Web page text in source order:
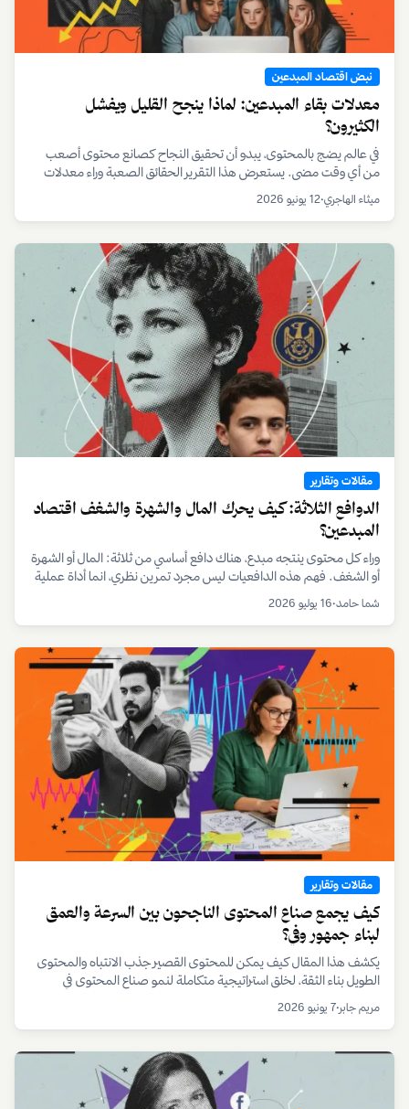
نبض اقتصاد المبدعين
معدلات بقاء المبدعين: لماذا ينجح القليل ويفشل
الكثيرون؟
في عالم يضج بالمحتوى، يبدو أن تحقيق النجاح كصانع محتوى أصعب
من أي وقت مضى. يستعرض هذا التقرير الحقائق الصعبة وراء معدلات
والمشروع المستدام.
ميثاء الهاجري•12 يونيو 2026
مقالات وتقارير
الدوافع الثلاثة: كيف يحرك المال والشهرة والشغف اقتصاد
المبدعين؟
وراء كل محتوى ينتجه مبدع، هناك دافع أساسي من ثلاثة: المال أو الشهرة
أو الشغف. فهم هذه الدافعيات ليس مجرد تمرين نظري، انما أداة عملية
والاستدامة المهنية.
شما حامد•16 يوليو 2026
مقالات وتقارير
كيف يجمع صناع المحتوى الناجحون بين السرعة والعمق
لبناء جمهور وفي؟
يكشف هذا المقال كيف يمكن للمحتوى القصير جذب الانتباه والمحتوى
الطويل بناء الثقة، لخلق استراتيجية متكاملة لنمو صناع المحتوى في
مريم جابر•7 يونيو 2026